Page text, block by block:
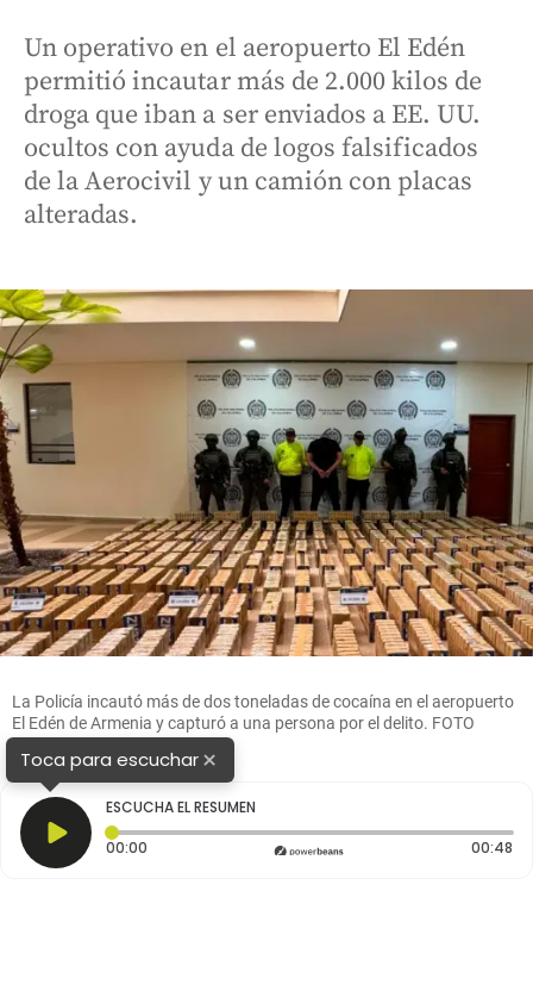
Un operativo en el aeropuerto El Edén
permitió incautar más de 2.000 kilos de
droga que iban a ser enviados a EE. UU.
ocultos con ayuda de logos falsificados
de la Aerocivil y un camión con placas
alteradas.
La Policía incautó más de dos toneladas de cocaína en el aeropuerto
El Edén de Armenia y capturó a una persona por el delito. FOTO
cortesía
Toca para escuchar×
ESCUCHA EL RESUMEN
00:00 Tiempo transcurrido: 0 segundos 00:48